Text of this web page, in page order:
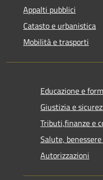
Appalti pubblici
Catasto e urbanistica
Mobilità e trasporti
Educazione e
Giustizia e
Tributi,finanze e
Salute,
Autorizzazioni